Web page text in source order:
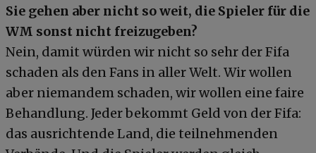
Sie gehen aber nicht so weit, die Spieler für die
WM sonst nicht freizugeben?
Nein, damit würden wir nicht so sehr der Fifa
schaden als den Fans in aller Welt. Wir wollen
aber niemandem schaden, wir wollen eine faire
Behandlung. Jeder bekommt Geld von der Fifa:
das ausrichtende Land, die teilnehmenden